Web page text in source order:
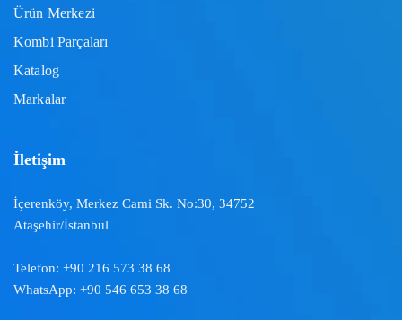
Ürün Merkezi
Kombi Parçaları
Katalog
Markalar
İletişim
İçerenköy, Merkez Cami Sk. No:30, 34752
Ataşehir/İstanbul
Telefon: +90 216 573 38 68
WhatsApp: +90 546 653 38 68